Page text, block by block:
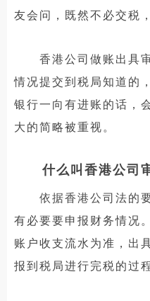
友会问，既然不必交税
香港公司做账出具审
情况提交到税局知道的
银行一向有进账的话，
大的简略被重视。
什么叫香港公司
依据香港公司法的要
有必要要申报财务情况
账户收支流水为准，出
报到税局进行完税的过